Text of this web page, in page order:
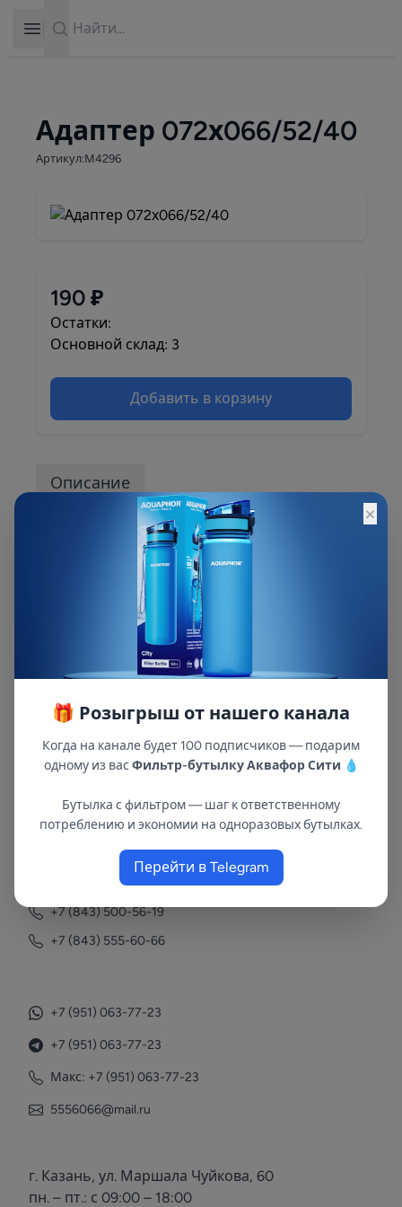
Open sidebar
Адаптер 072х066/52/40
Артикул:М4296
190 ₽
Остатки:
Основной склад: 3
Добавить в корзину
Описание
Описание и характеристики смотрите на
В республиках Татарстан и Марий Эл
+7 (843) 558-78-43
+7 (843) 500-56-19
+7 (843) 555-60-66
+7 (951) 063-77-23
+7 (951) 063-77-23
Макс: +7 (951) 063-77-23
5556066@mail.ru
г. Казань, ул. Маршала Чуйкова, 60
пн. – пт.: с 09:00 – 18:00
×
🎁 Розыгрыш от нашего канала
Когда на канале будет 100 подписчиков — подарим
одному из вас Фильтр-бутылку Аквафор Сити 💧
Бутылка с фильтром — шаг к ответственному
потреблению и экономии на одноразовых бутылках.
Перейти в Telegram